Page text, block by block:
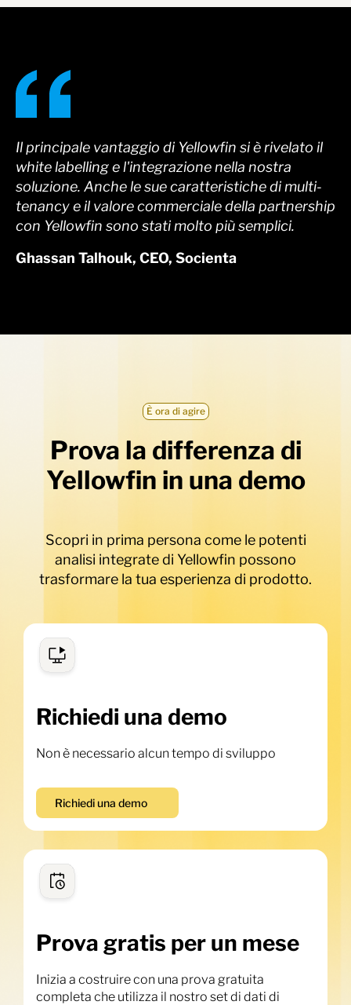
Il principale vantaggio di Yellowfin si è rivelato il
white labelling e l'integrazione nella nostra
soluzione. Anche le sue caratteristiche di multi-
tenancy e il valore commerciale della partnership
con Yellowfin sono stati molto più semplici.
Ghassan Talhouk, CEO, Socienta
È ora di agire
Prova la differenza di
Yellowfin in una demo
Scopri in prima persona come le potenti
analisi integrate di Yellowfin possono
trasformare la tua esperienza di prodotto.
Richiedi una demo
Non è necessario alcun tempo di sviluppo
Richiedi una demo
Prova gratis per un mese
Inizia a costruire con una prova gratuita
completa che utilizza il nostro set di dati di